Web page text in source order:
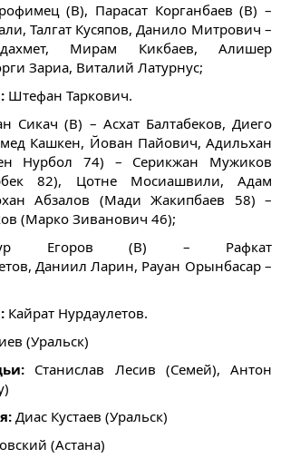
(В), Парасат Корганбаев (В) –
Талгат Кусяпов, Данило Митрович –
Мирам Кикбаев, Алишер
Зариа, Виталий Латурнус;
Штефан Таркович.
Сикач (В) – Асхат Балтабеков, Диего
Кашкен, Йован Пайович, ​Адильхан
Нурбол 74) – Серикжан Мужиков
82), Цотне Мосиашвили, Адам
Абзалов (Мади Жакипбаев 58) –
(Марко Зиванович​ 46);
Егоров (В) – Рафкат
Даниил Ларин, Рауан Орынбасар –
Кайрат Нурдаулетов.
(Уральск)
Станислав Лесив (Семей), Антон
Диас Кустаев (Уральск)
(Астана)